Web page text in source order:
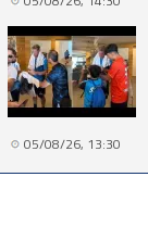
05/08/26, 13:30